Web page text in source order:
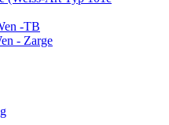
-TB
- Zarge